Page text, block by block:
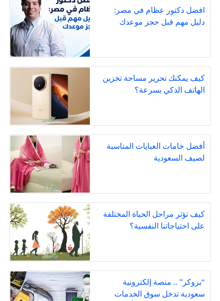
افضل دكتور عظام في مصر:
دليل مهم قبل حجز موعدك
كيف يمكنك تحرير مساحة تخزين
الهاتف الذكي بسرعة؟
أفضل خامات العبايات المناسبة
لصيف السعودية
كيف تؤثر مراحل الحياة المختلفة
على احتياجاتنا النفسية؟
“بروكر” .. منصة إلكترونية
سعودية تدخل سوق الخدمات